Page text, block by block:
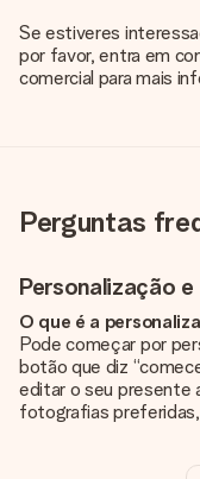
Se estiveres
por favor, entra em
comercial para mais
Perguntas
Personalização
O que é a
Pode começar por
botão que diz
editar o seu presente
fotografias